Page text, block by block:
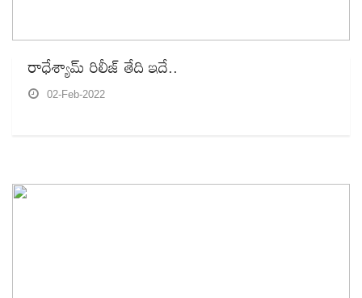
రాధేశ్యామ్‌ రిలీజ్‌ తేది ఇదే..
02-Feb-2022